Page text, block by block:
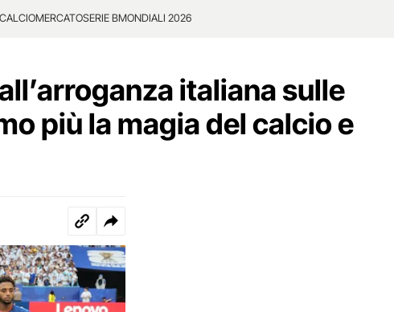
CALCIOMERCATOSERIE BMONDIALI 2026
italiana sulle
più la magia del calcio e